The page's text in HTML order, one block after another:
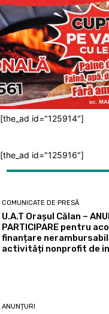
[the_ad id="125914"]
[the_ad id="125916"]
COMUNICATE DE PRESĂ
U.A.T Orașul Călan –
PARTICIPARE pentru
finanțare
activități nonprofit de
ANUNȚURI